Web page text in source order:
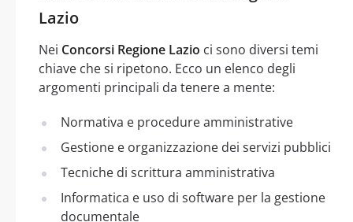
Lazio
Nei Concorsi Regione Lazio ci sono diversi temi
chiave che si ripetono. Ecco un elenco degli
argomenti principali da tenere a mente:
Normativa e procedure amministrative
Gestione e organizzazione dei servizi pubblici
Tecniche di scrittura amministrativa
Informatica e uso di software per la gestione
documentale